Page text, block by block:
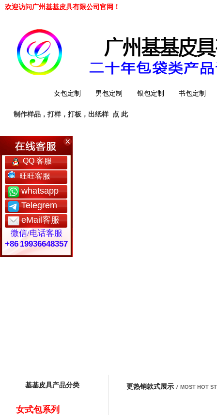
欢迎访问广州基基皮具有限公司官网！
女包定制 男包定制 银包定制 书包定制
工厂简介
制作样品，打样，打板，出纸样 点 此
基基皮具产品分类
女式包系列
更热销款式展示 / MOST HOT
QQ 客服
旺旺客服
whatsapp
Telegrem
eMail客服
微信/电话客服
+86 19936648357